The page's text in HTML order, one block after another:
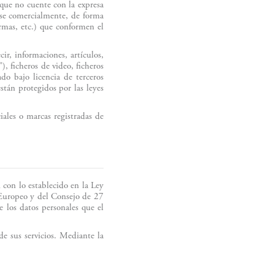
no cuente con la expresa
comercialmente, de forma
etc.) que conformen el
informaciones, artículos,
ficheros de video, ficheros
bajo licencia de terceros
protegidos por las leyes
o marcas registradas de
lo establecido en la Ley
y del Consejo de 27
datos personales que el
sus servicios. Mediante la